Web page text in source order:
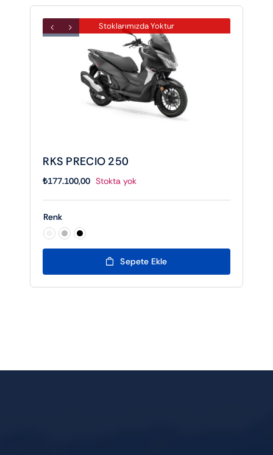
Stoklarımızda Yoktur
RKS PRECIO 250
₺177.100,00 Stokta yok
Renk
Sepete Ekle